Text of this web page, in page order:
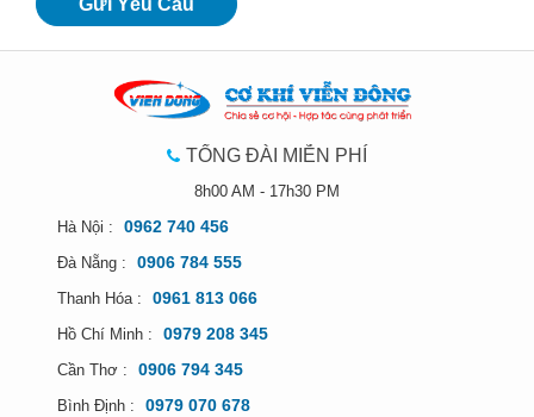
TỔNG ĐÀI MIỄN PHÍ
8h00 AM - 17h30 PM
Hà Nội :
0962 740 456
Đà Nẵng : 0906 784 555
Thanh Hóa : 0961 813 066
Hồ Chí Minh : 0979 208 345
Cần Thơ : 0906 794 345
Bình Định : 0979 070 678